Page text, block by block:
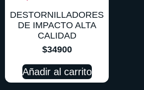
DESTORNILLADORES
DE IMPACTO ALTA
CALIDAD
$34900
Añadir al carrito